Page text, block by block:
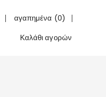
αγαπημένα (0)
Καλάθι αγορών